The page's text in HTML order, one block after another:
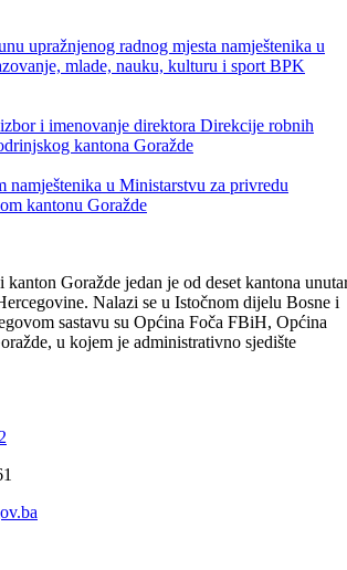
namještenika u Direkciju robnih rezervi
kantona Goražde, Referent za vođenje robnih
upražnjenog radnog mjesta namještenika u
mlade, nauku, kulturu i sport BPK
i imenovanje direktora Direkcije robnih
kantona Goražde